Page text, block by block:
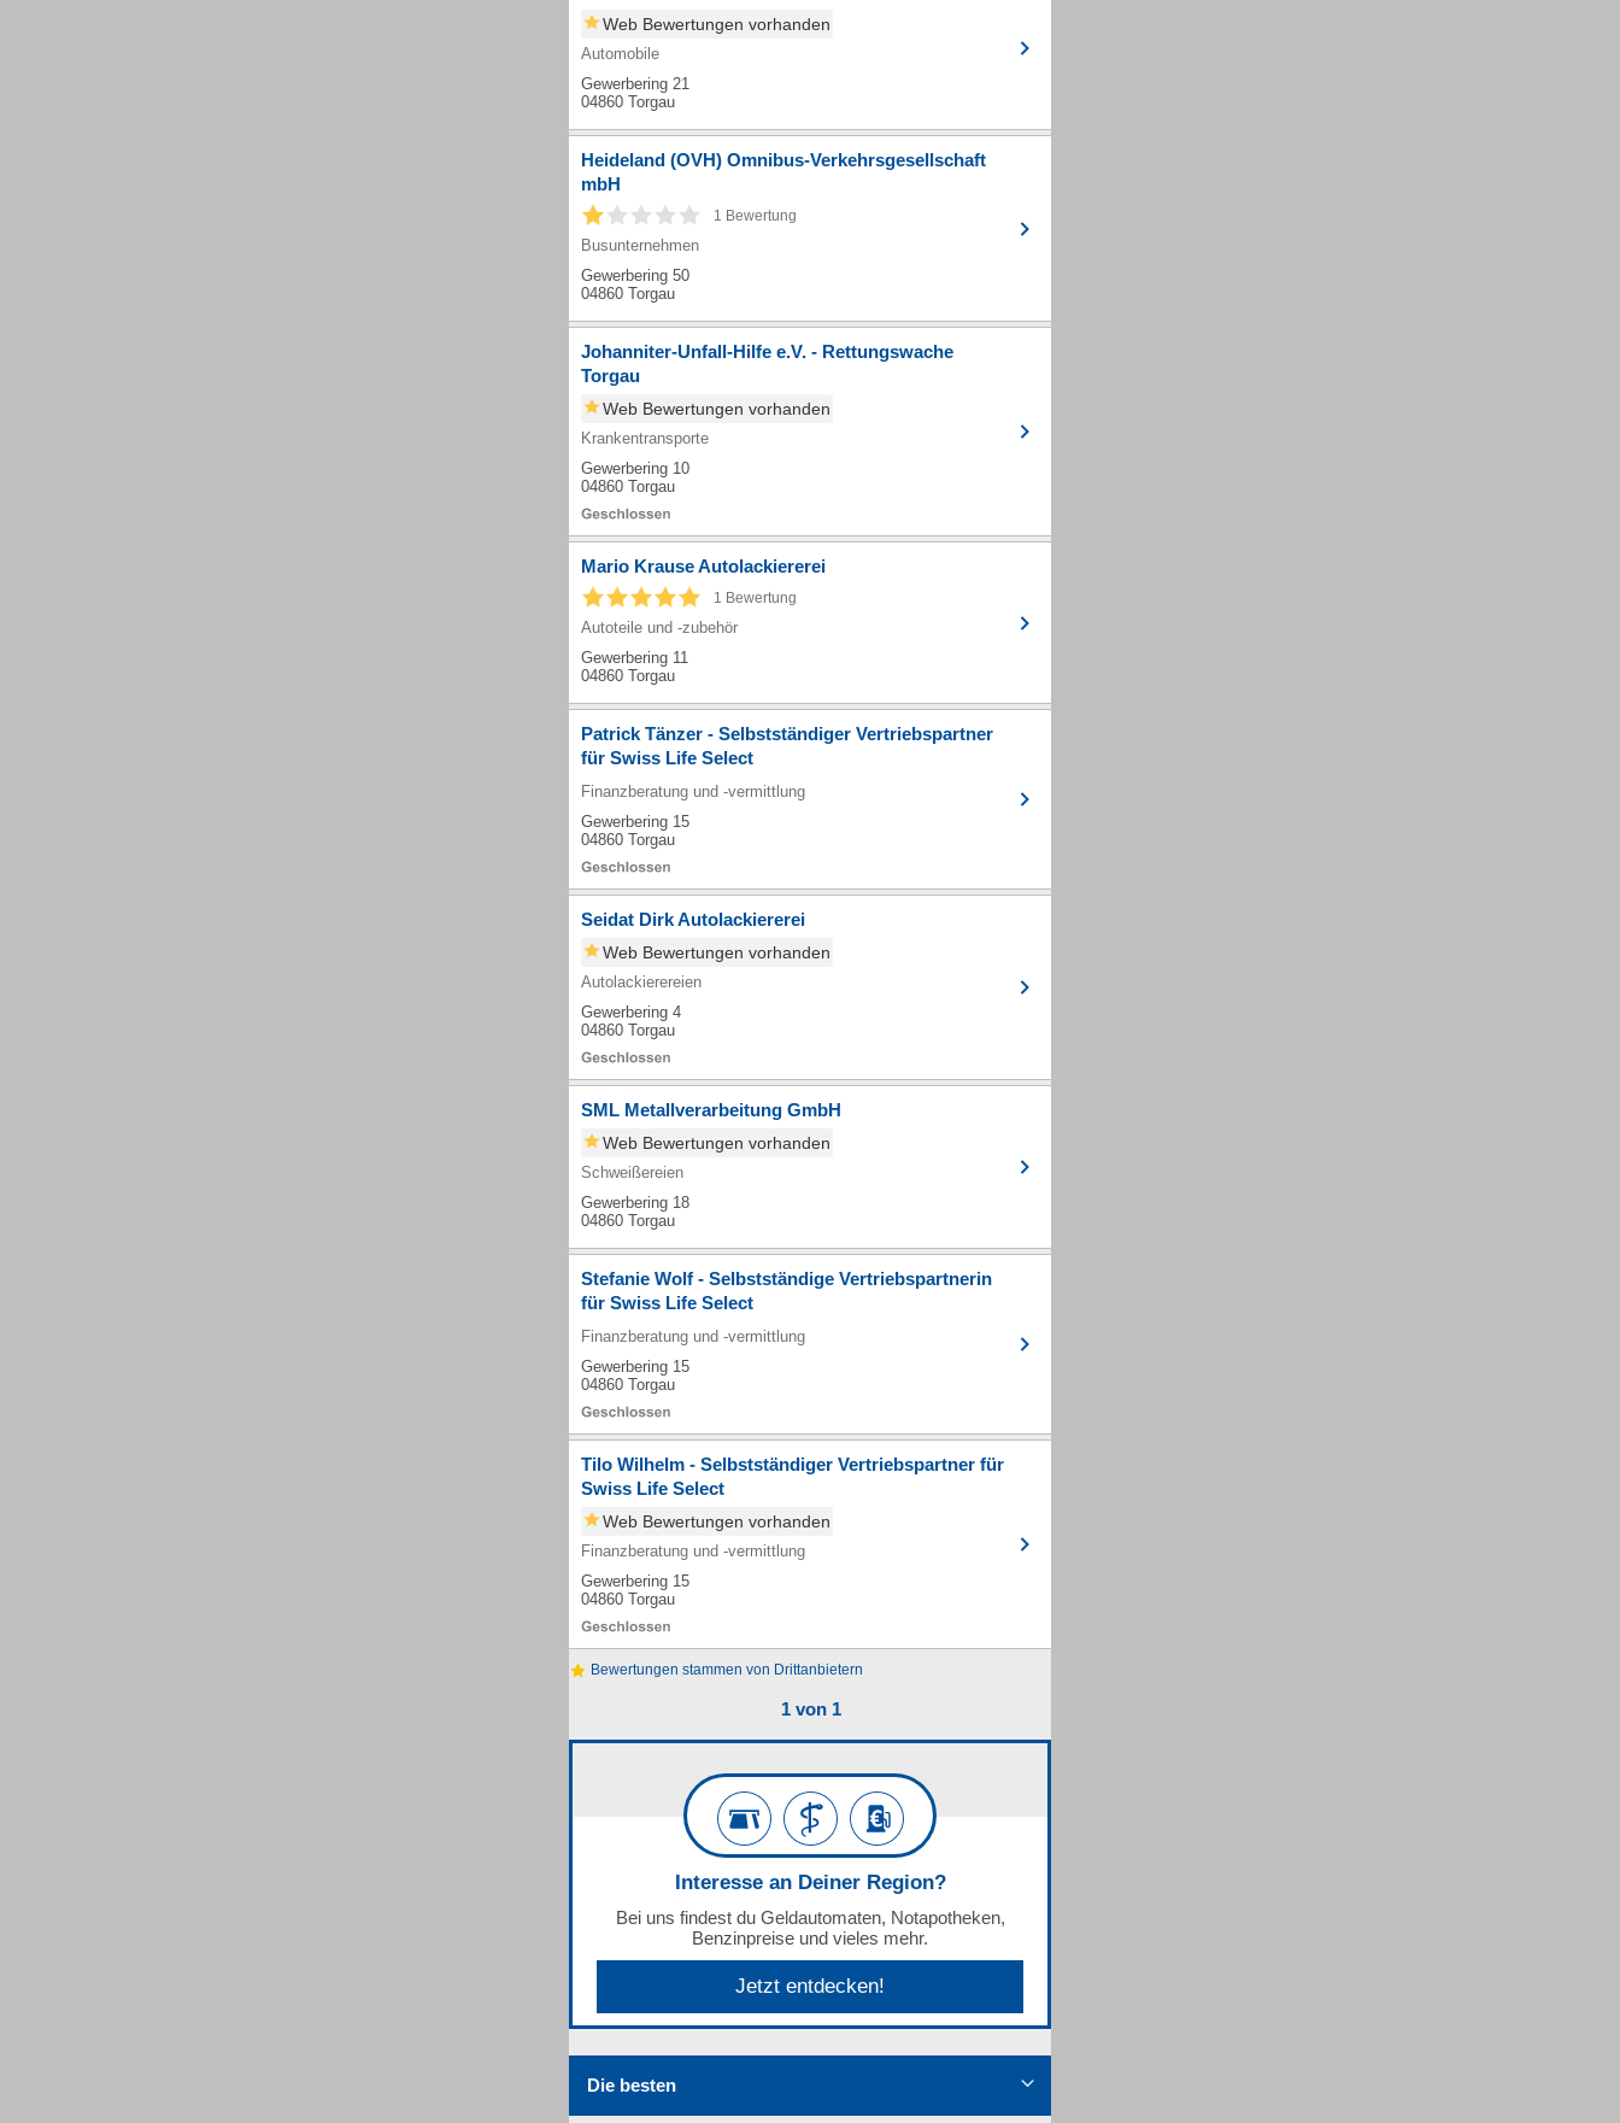
Web Bewertungen vorhanden
Automobile
Gewerbering 21
04860 Torgau
Heideland (OVH) Omnibus-Verkehrsgesellschaft
mbH
1 Bewertung
Busunternehmen
Gewerbering 50
04860 Torgau
Johanniter-Unfall-Hilfe e.V. - Rettungswache
Torgau
Web Bewertungen vorhanden
Krankentransporte
Gewerbering 10
04860 Torgau
Mario Krause Autolackiererei
1 Bewertung
Autoteile und -zubehör
Gewerbering 11
04860 Torgau
Patrick Tänzer - Selbstständiger Vertriebspartner
für Swiss Life Select
Finanzberatung und -vermittlung
Gewerbering 15
04860 Torgau
Seidat Dirk Autolackiererei
Web Bewertungen vorhanden
Autolackierereien
Gewerbering 4
04860 Torgau
SML Metallverarbeitung GmbH
Web Bewertungen vorhanden
Schweißereien
Gewerbering 18
04860 Torgau
Stefanie Wolf - Selbstständige Vertriebspartnerin
für Swiss Life Select
Finanzberatung und -vermittlung
Gewerbering 15
04860 Torgau
Tilo Wilhelm - Selbstständiger Vertriebspartner für
Swiss Life Select
Web Bewertungen vorhanden
Finanzberatung und -vermittlung
Gewerbering 15
04860 Torgau
Bewertungen stammen von Drittanbietern
1 von 1
Interesse an Deiner Region?
Bei uns findest du Geldautomaten, Notapotheken,
Benzinpreise und vieles mehr.
Jetzt entdecken!
Die besten